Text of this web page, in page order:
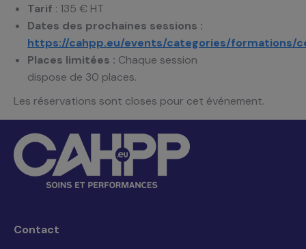
Tarif : 135 € HT
Dates des prochaines sessions :
https://cahpp.eu/events/categories/formations/
Places limitées : Chaque session
dispose de 30 places.
Les réservations sont closes pour cet événement.
Contact